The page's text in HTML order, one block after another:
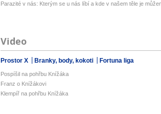
Parazité v nás: Kterým se u nás líbí a kde v našem těle je
Video
Prostor X Branky, body, kokoti Fortuna liga
Pospíšil na pohřbu Knížáka
Franz o Knížákovi
Klempíř na pohřbu Knížáka